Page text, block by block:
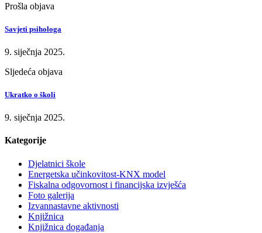
Prošla objava
Savjeti psihologa
9. siječnja 2025.
Sljedeća objava
Ukratko o školi
9. siječnja 2025.
Kategorije
Djelatnici škole
Energetska učinkovitost-KNX model
Fiskalna odgovornost i financijska izvješća
Foto galerija
Izvannastavne aktivnosti
Knjižnica
Knjižnica događanja